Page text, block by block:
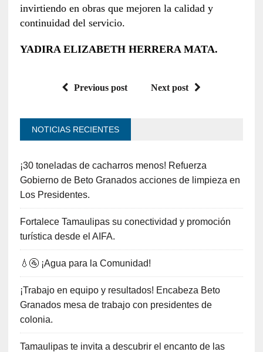
invirtiendo en obras que mejoren la calidad y
continuidad del servicio.
YADIRA ELIZABETH HERRERA MATA.
Previous post Next post
NOTICIAS RECIENTES
¡30 toneladas de cacharros menos! Refuerza
Gobierno de Beto Granados acciones de limpieza en
Los Presidentes.
Fortalece Tamaulipas su conectividad y promoción
turística desde el AIFA.
💧🚰 ¡Agua para la Comunidad!
¡Trabajo en equipo y resultados! Encabeza Beto
Granados mesa de trabajo con presidentes de
colonia.
Tamaulipas te invita a descubrir el encanto de las